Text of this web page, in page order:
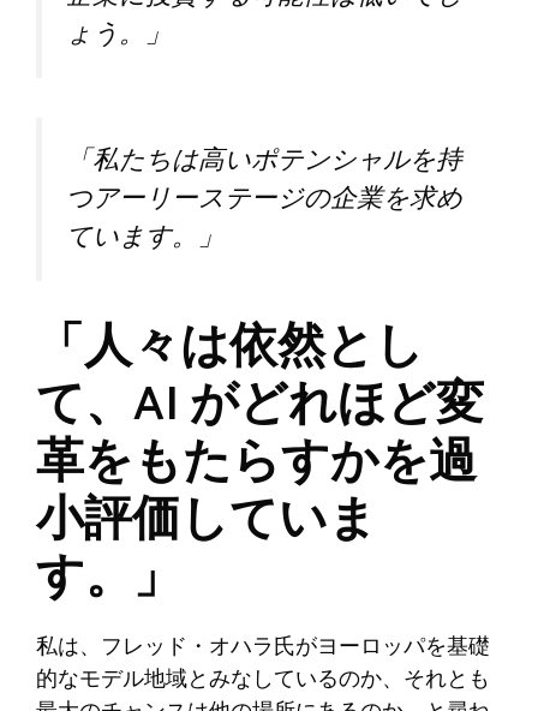
ょう。」
「私たちは高いポテンシャルを持
つアーリーステージの企業を求め
ています。」
「人々は依然とし
て、AI がどれほど変
革をもたらすかを過
小評価していま
す。」
私は、フレッド・オハラ氏がヨーロッパを基礎
的なモデル地域とみなしているのか、それとも